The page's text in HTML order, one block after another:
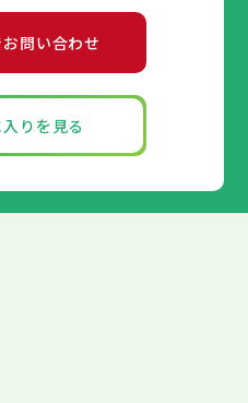
市
南あわじ市
加東市 たつの市
宝塚市
三田市
加西市
市
南あわじ市
加東市 たつの市
明石市
西宮市
相生市
豊岡市
宝塚市
三木市
三田市
加西市
市
南あわじ市
加東市 たつの市
明石市
西宮市
相生市
豊岡市
宝塚市
三木市
三田市
加西市
市
南あわじ市
問い合わせ
りを見る